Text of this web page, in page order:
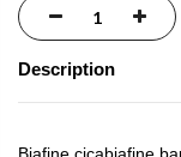
Description